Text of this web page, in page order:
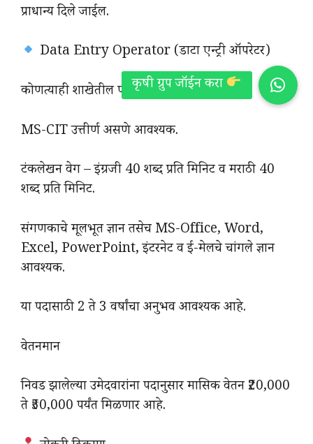
प्राधान्य दिले जाईल.
Data Entry Operator (डाटा एन्ट्री ऑपरेटर)
कोणत्याही शाखेतील पदवीधर असावा.
MS-CIT उत्तीर्ण असणे आवश्यक.
टंकलेखन वेग – इंग्रजी 40 शब्द प्रति मिनिट व मराठी 40
शब्द प्रति मिनिट.
संगणकाचे मूलभूत ज्ञान तसेच MS-Office, Word,
Excel, PowerPoint, इंटरनेट व ई-मेलचे चांगले ज्ञान
आवश्यक.
या पदासाठी 2 ते 3 वर्षांचा अनुभव आवश्यक आहे.
वेतनमान
निवड झालेल्या उमेदवारांना पदानुसार मासिक वेतन ₹20,000
ते ₹50,000 पर्यंत मिळणार आहे.